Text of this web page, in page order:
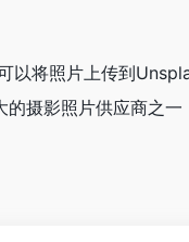
以将照片上传到
摄影照片供应商之一